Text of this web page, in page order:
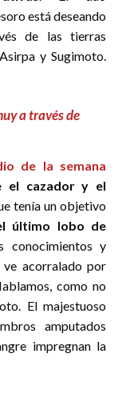
está deseando
de las tierras
y Sugimoto.
a través de
de la semana
el cazador y el
tenía un objetivo
último lobo de
conocimientos y
ve acorralado por
como no
El majestuoso
amputados
impregnan la